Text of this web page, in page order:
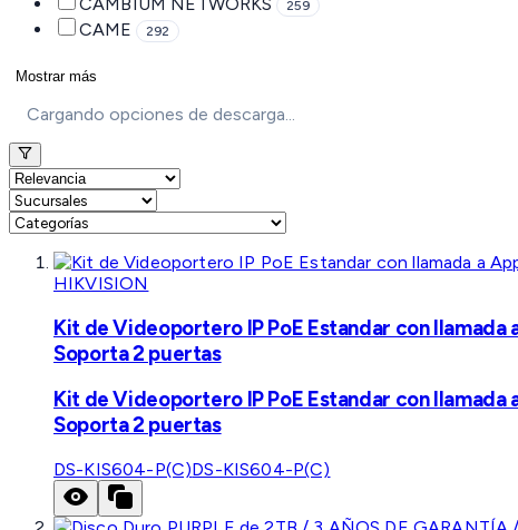
259
CAME 292
Mostrar más
Cargando opciones de descarga...
HIKVISION
Kit de Videoportero IP PoE Estandar con
Soporta 2 puertas
Kit de Videoportero IP PoE Estandar con
Soporta 2 puertas
DS-KIS604-P(C)DS-KIS604-P(C)